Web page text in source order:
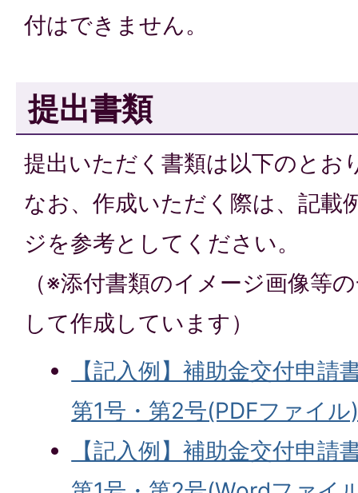
付はできません。
提出書類
提出いただく書類は以下のとお
なお、作成いただく際は、記載
ジを参考としてください。
（※添付書類のイメージ画像等
して作成しています）
【記入例】補助金交付申請
第1号・第2号(PDFファイル
【記入例】補助金交付申請